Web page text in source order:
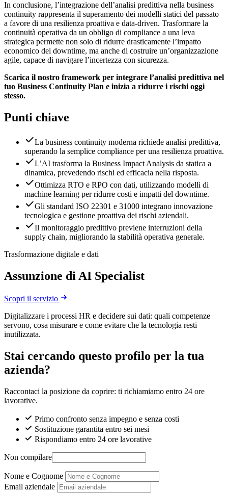
In conclusione, l’integrazione dell’analisi predittiva nella business
continuity rappresenta il superamento dei modelli statici del passato
a favore di una resilienza proattiva e data-driven. Trasformare la
continuità operativa da un obbligo di compliance a una leva
strategica permette non solo di ridurre drasticamente l’impatto
economico dei downtime, ma anche di costruire un’organizzazione
agile, capace di navigare l’incertezza con sicurezza.
Scarica il nostro framework per integrare l’analisi predittiva nel
tuo Business Continuity Plan e inizia a ridurre i rischi oggi
stesso.
Punti chiave
La business continuity moderna richiede analisi predittiva,
superando la semplice compliance per una resilienza proattiva.
L’AI trasforma la Business Impact Analysis da statica a
dinamica, prevedendo rischi ed efficacia nella risposta.
Ottimizza RTO e RPO con dati, utilizzando modelli di
machine learning per ridurre costi e impatti del downtime.
Gli standard ISO 22301 e 31000 integrano innovazione
tecnologica e gestione proattiva dei rischi aziendali.
Il monitoraggio predittivo previene interruzioni della
supply chain, migliorando la stabilità operativa generale.
Trasformazione digitale e dati
Assunzione di AI Specialist
Scopri il servizio
Digitalizzare i processi HR e decidere sui dati: quali competenze
servono, cosa misurare e come evitare che la tecnologia resti
inutilizzata.
Stai cercando questo profilo per la tua
azienda?
Raccontaci la posizione da coprire: ti richiamiamo entro 24 ore
lavorative.
Primo confronto senza impegno e senza costi
Sostituzione garantita entro sei mesi
Rispondiamo entro 24 ore lavorative
Non compilare
Nome e Cognome
Email aziendale